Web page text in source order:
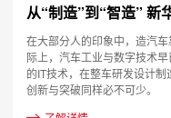
从“制造”到“智造” 新
在大部分人的印象中，造汽
际上，汽车工业与数字技术
的IT技术，在整车研发设计
创新与突破同样必不可少。